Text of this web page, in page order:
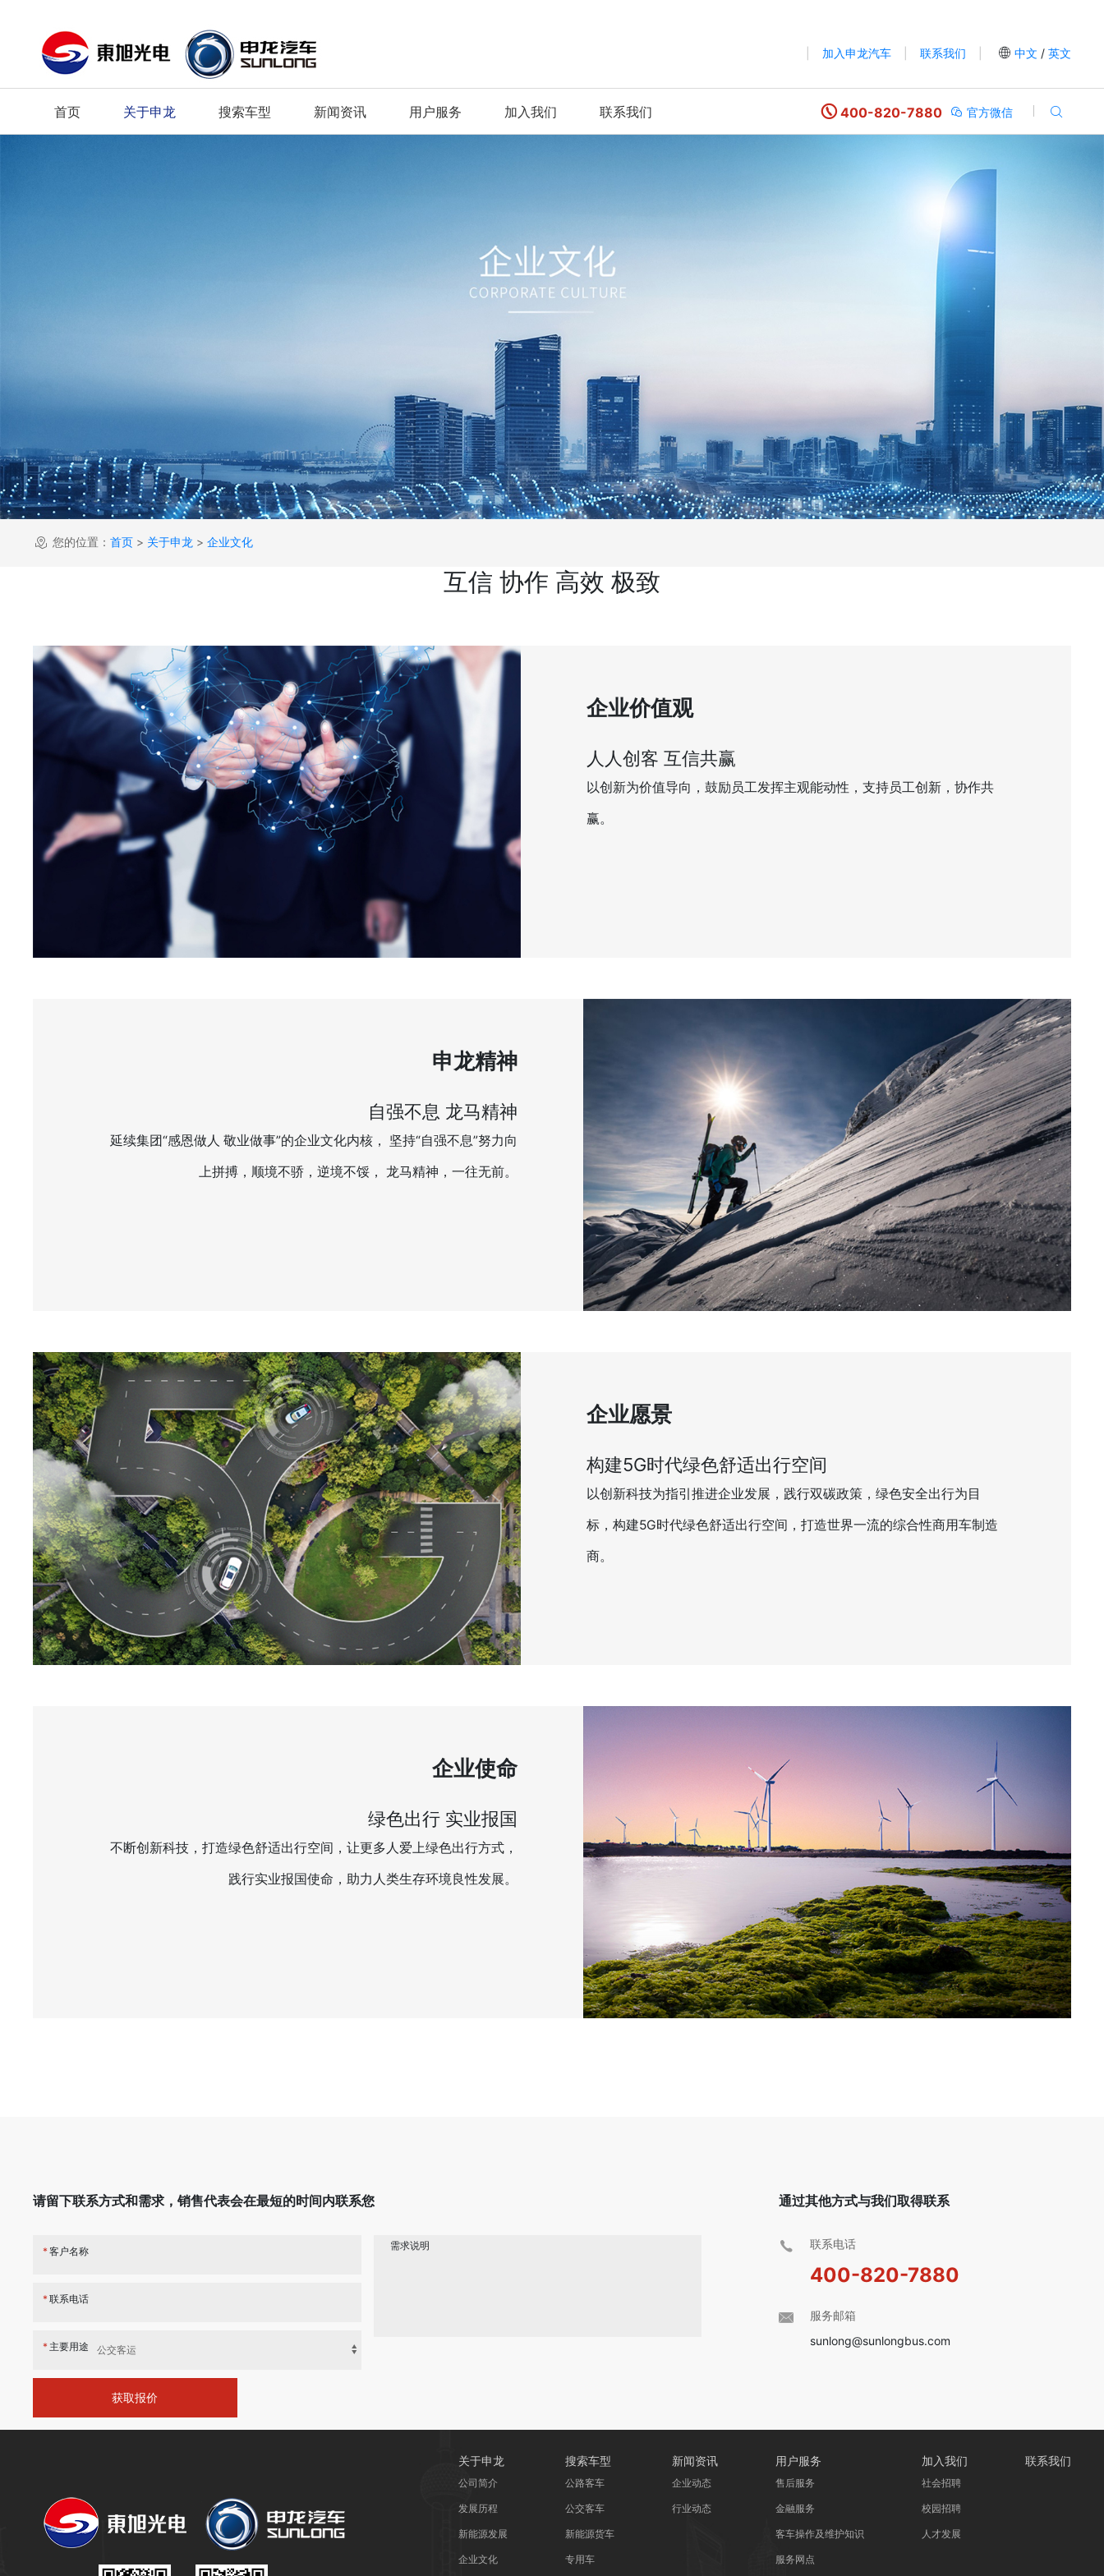
加入申龙汽车 联系我们 中文 / 英文
首页 关于申龙 搜索车型 新闻资讯 用户服务 加入我们 联系我们 400-820-7880 官方微信
您的位置： 首页 > 关于申龙 > 企业文化
互信 协作 高效 极致
企业价值观
人人创客 互信共赢
以创新为价值导向，鼓励员工发挥主观能动性，支持员工创新，协作共
赢。
申龙精神
自强不息 龙马精神
延续集团“感恩做人 敬业做事”的企业文化内核， 坚持“自强不息”努力向
上拼搏，顺境不骄，逆境不馁， 龙马精神，一往无前。
企业愿景
构建5G时代绿色舒适出行空间
以创新科技为指引推进企业发展，践行双碳政策，绿色安全出行为目
标，构建5G时代绿色舒适出行空间，打造世界一流的综合性商用车制造
商。
企业使命
绿色出行 实业报国
不断创新科技，打造绿色舒适出行空间，让更多人爱上绿色出行方式，
践行实业报国使命，助力人类生存环境良性发展。
请留下联系方式和需求，销售代表会在最短的时间内联系您
*客户名称
*联系电话
*主要用途
需求说明
获取报价
通过其他方式与我们取得联系
联系电话
400-820-7880
服务邮箱
sunlong@sunlongbus.com
关于申龙
公司简介
发展历程
新能源发展
企业文化
搜索车型
公路客车
公交客车
新能源货车
专用车
新闻资讯
企业动态
行业动态
用户服务
售后服务
金融服务
客车操作及维护知识
服务网点
加入我们
社会招聘
校园招聘
人才发展
联系我们